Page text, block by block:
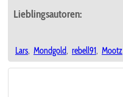
Lieblingsautoren:
Lars, Mondgold, rebell91, Mootz